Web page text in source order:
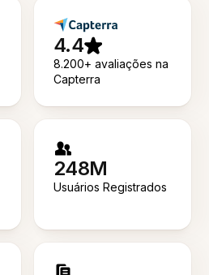
4.4
8.200+ avaliações na
Capterra
248M
Usuários Registrados